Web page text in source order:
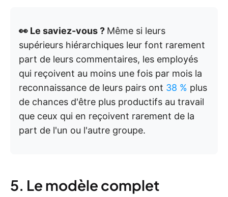
👀 Le saviez-vous ? Même si leurs
supérieurs hiérarchiques leur font rarement
part de leurs commentaires, les employés
qui reçoivent au moins une fois par mois la
reconnaissance de leurs pairs ont 38 % plus
de chances d'être plus productifs au travail
que ceux qui en reçoivent rarement de la
part de l'un ou l'autre groupe.
5. Le modèle complet